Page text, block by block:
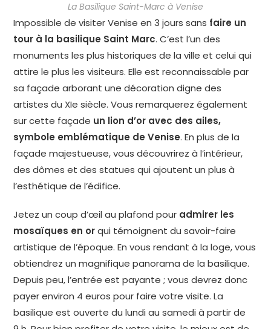
La Basilique Saint-Marc à Venise
Impossible de visiter Venise en 3 jours sans faire un
tour à la basilique Saint Marc. C’est l’un des
monuments les plus historiques de la ville et celui qui
attire le plus les visiteurs. Elle est reconnaissable par
sa façade arborant une décoration digne des
artistes du XIe siècle. Vous remarquerez également
sur cette façade un lion d’or avec des ailes,
symbole emblématique de Venise. En plus de la
façade majestueuse, vous découvrirez à l’intérieur,
des dômes et des statues qui ajoutent un plus à
l’esthétique de l’édifice.
Jetez un coup d’œil au plafond pour admirer les
mosaïques en orqui témoignent du savoir-faire
artistique de l’époque. En vous rendant à la loge, vous
obtiendrez un magnifique panorama de la basilique.
Depuis peu, l’entrée est payante ; vous devrez donc
payer environ 4 euros pour faire votre visite. La
basilique est ouverte du lundi au samedi à partir de